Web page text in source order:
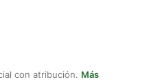
con atribución. Más